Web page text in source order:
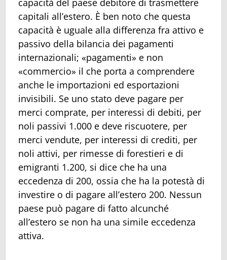
capacità del paese debitore di trasmettere
capitali all’estero. È ben noto che questa
capacità è uguale alla differenza fra attivo e
passivo della bilancia dei pagamenti
internazionali; «pagamenti» e non
«commercio» il che porta a comprendere
anche le importazioni ed esportazioni
invisibili. Se uno stato deve pagare per
merci comprate, per interessi di debiti, per
noli passivi 1.000 e deve riscuotere, per
merci vendute, per interessi di crediti, per
noli attivi, per rimesse di forestieri e di
emigranti 1.200, si dice che ha una
eccedenza di 200, ossia che ha la potestà di
investire o di pagare all’estero 200. Nessun
paese può pagare di fatto alcunché
all’estero se non ha una simile eccedenza
attiva.